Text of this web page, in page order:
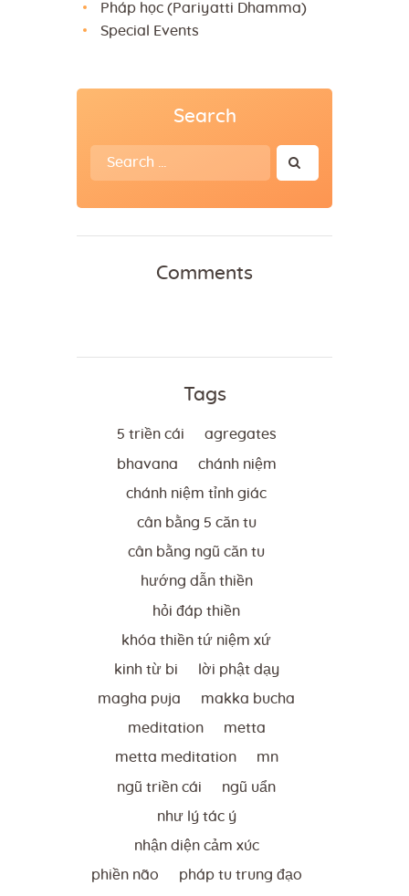
Pháp học (Pariyatti Dhamma)
Special Events
Search
Search
for:
Comments
Tags
5 triền cái agregates
bhavana chánh niệm
chánh niệm tỉnh giác
cân bằng 5 căn tu
cân bằng ngũ căn tu
hướng dẫn thiền
hỏi đáp thiền
khóa thiền tứ niệm xứ
kinh từ bi lời phật dạy
magha puja makka bucha
meditation metta
metta meditation mn
ngũ triền cái ngũ uẩn
như lý tác ý
nhận diện cảm xúc
phiền não pháp tu trung đạo